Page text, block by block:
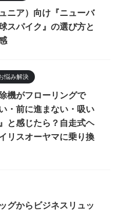
ニア）向け『ニューバ
スパイク』の選び方と
悩み解決
機がフローリングで
・前に進まない・吸い
と感じたら？自走式ヘ
リスオーヤマに乗り換
グからビジネスリュッ